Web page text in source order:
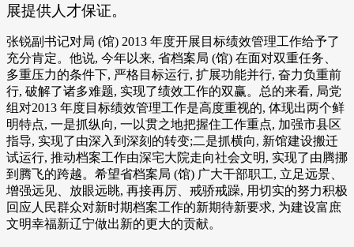
展提供人才保证。
张锐副书记对局 (馆) 2013 年度开展目标绩效管理工作给予了
充分肯定。他说, 今年以来, 省档案局 (馆) 在面对双重任务、
多重压力的条件下, 严格目标运行, 扩展功能并行, 奋力负重前
行, 破解了诸多难题, 实现了绩效工作的双赢。总的来看, 局党
组对2013 年度目标绩效管理工作是高度重视的, 体现出两个鲜
明特点, 一是抓纵向, 一以贯之地把握住工作重点, 加强市县区
指导, 实现了由深入到深刻的转变;二是抓横向, 新馆建设搬迁
试运行, 推动档案工作由深宅大院走向社会文明, 实现了由腾挪
到腾飞的跨越。希望省档案局 (馆) 广大干部职工, 立足远景、
增强远见、放眼远眺, 再接再厉、戒骄戒躁, 用切实的努力积极
回应人民群众对新时期档案工作的新期待新要求, 为建设富庶
文明幸福新辽宁做出新的更大的贡献。